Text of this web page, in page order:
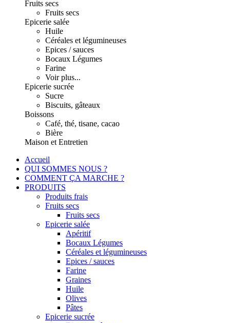
Fruits secs
Fruits secs
Epicerie salée
Huile
Céréales et légumineuses
Epices / sauces
Bocaux Légumes
Farine
Voir plus...
Epicerie sucrée
Sucre
Biscuits, gâteaux
Boissons
Café, thé, tisane, cacao
Bière
Maison et Entretien
Accueil
QUI SOMMES NOUS ?
COMMENT ÇA MARCHE ?
PRODUITS
Produits frais
Fruits secs
Fruits secs
Epicerie salée
Apéritif
Bocaux Légumes
Céréales et légumineuses
Epices / sauces
Farine
Graines
Huile
Olives
Pâtes
Epicerie sucrée